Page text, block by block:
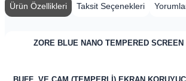
Ürün Özellikleri Taksit Seçenekleri
ZORE BLUE NANO TEMPERED SCREEN